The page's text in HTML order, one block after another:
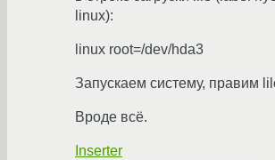
linux):
linux root=/dev/hda3
Запускаем систему, правим
Вроде всё.
Inserter